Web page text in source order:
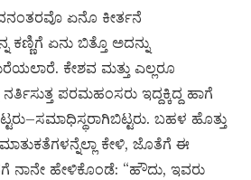
ಏನೊ ಕೀರ್ತನೆ
ಏನು ಬಿತ್ತೊ ಅದನ್ನು
ಕೇಶವ ಮತ್ತು ಎಲ್ಲರೂ
ನರ್ತಿಸುತ್ತ ಪರಮಹಂಸರು ಇದ್ದಕ್ಕಿದ್ದ ಹಾಗೆ
ಬಹಳ ಹೊತ್ತು
ಕೇಳಿ, ಜೊತೆಗೆ ಈ
ನಾನೇ ಹೇಳಿಕೊಂಡೆ: “ಹೌದು, ಇವರು